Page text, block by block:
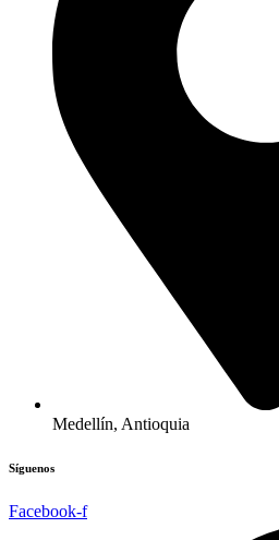
Medellín, Antioquia
Síguenos
Facebook-f